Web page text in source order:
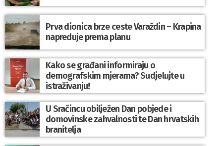
Prva dionica brze ceste Varaždin – Krapina
napreduje prema planu
Kako se građani informiraju o
demografskim mjerama? Sudjelujte u
istraživanju!
U Sračincu obilježen Dan pobjede i
domovinske zahvalnosti te Dan hrvatskih
branitelja